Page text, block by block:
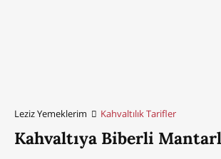
Leziz Yemeklerim Kahvaltılık Tarifler
Kahvaltıya Biberli